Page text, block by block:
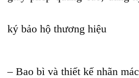
ký bảo hộ thương hiệu
– Bao bì và thiết kế nhãn